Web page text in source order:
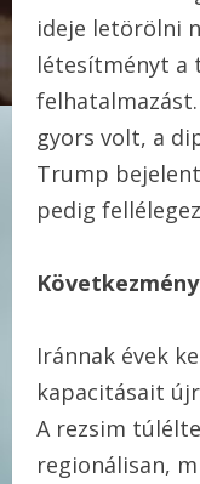
ideje letörölni
létesítményt a
gyors volt, a
Trump
pedig
Iránnak évek
kapacitásait
A rezsim
regionálisan,